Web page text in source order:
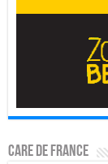
CARE DE FRANCE